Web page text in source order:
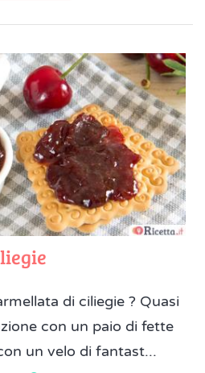
di ciliegie ? Quasi
con un paio di fette
un velo di fantast...